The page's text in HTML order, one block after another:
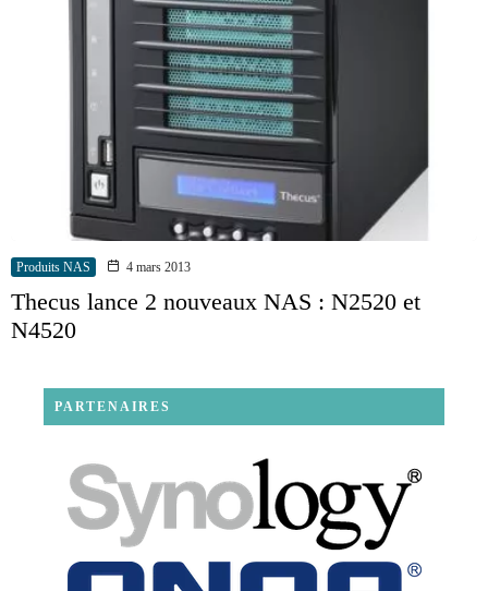
Produits NAS 4 mars 2013
Thecus lance 2 nouveaux NAS : N2520 et
N4520
PARTENAIRES